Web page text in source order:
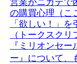
の購買心理（こ
「欲しい！」
（トークスク
『ミリオンセ
ー』について、